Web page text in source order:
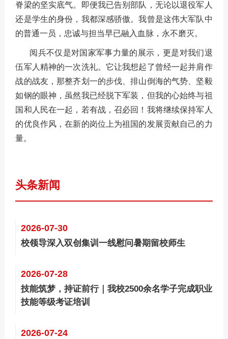
脊梁的坚实底气。即便我已告别部队，无论以退役军人
还是学生的身份，我都深感骄傲。我曾是这伟大军队中
的普通一员，忠诚与担当早已融入血脉，永不磨灭。
阅兵不仅是对国家军事力量的展示，更是对我们退
伍军人精神的一次洗礼。它让我想起了曾经一起并肩作
战的战友，那整齐划一的步伐、排山倒海的气势、坚毅
如钢的眼神，虽然我已经脱下军装，但我的心始终与祖
国和人民在一起，若有战，召必回！我将继续保持军人
的优良作风，在新的岗位上为祖国的发展贡献自己的力
量。
头条新闻
2026-07-30
校领导深入双创集训一线慰问暑期留校师生
2026-07-28
技能筑梦，持证前行｜我校2500余名学子完成职业
技能等级考证培训
2026-07-24